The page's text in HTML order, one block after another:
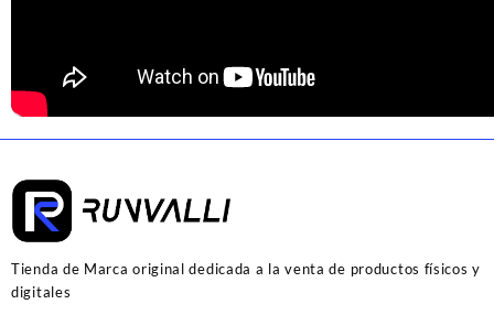
Tienda de Marca original dedicada a la venta de productos físicos y
digitales